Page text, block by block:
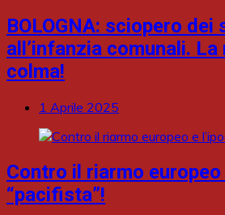
BOLOGNA: sciopero dei
all’infanzia comunali. La
colma!
1 Aprile 2025
Contro il riarmo europeo
“pacifista”!